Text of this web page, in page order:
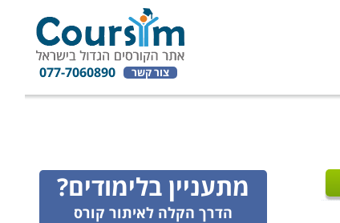
צור קשר 077-7060890
מתעניין בלימודים?
הדרך הקלה לאיתור קורס